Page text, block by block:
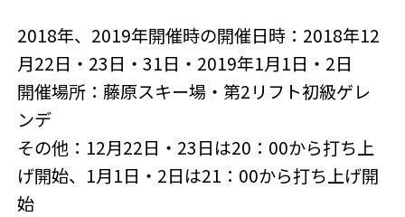
2018年、2019年開催時の開催日時：2018年12
月22日・23日・31日・2019年1月1日・2日
開催場所：藤原スキー場・第2リフト初級ゲレ
ンデ
その他：12月22日・23日は20：00から打ち上
げ開始、1月1日・2日は21：00から打ち上げ開
始